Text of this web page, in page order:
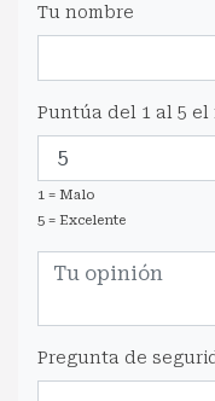
Tu nombre
Puntúa del 1 al 5 el
1 = Malo
5 = Excelente
Pregunta de